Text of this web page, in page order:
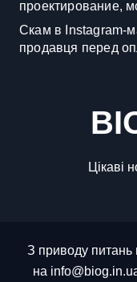
проектирование,
Скам в Instagram-
продавця перед
Цікаві
З приводу питань
на